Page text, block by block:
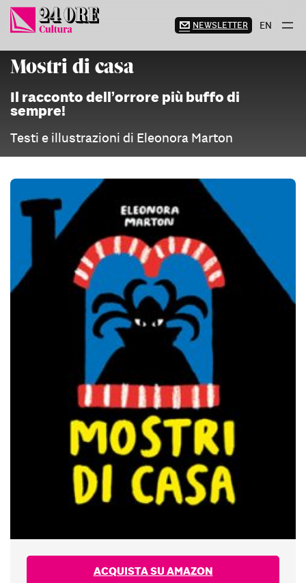
Vai
contenuto
NEWSLETTER EN
Mostri di casa
Il racconto dell’orrore più buffo di
sempre!
Testi e illustrazioni di Eleonora Marton
ACQUISTA SU AMAZON